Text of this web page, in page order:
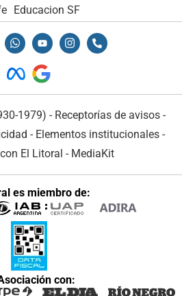
Educacion SF
1979) - Receptorías de avisos -
- Elementos institucionales -
El Litoral - MediaKit
es miembro de:
con: